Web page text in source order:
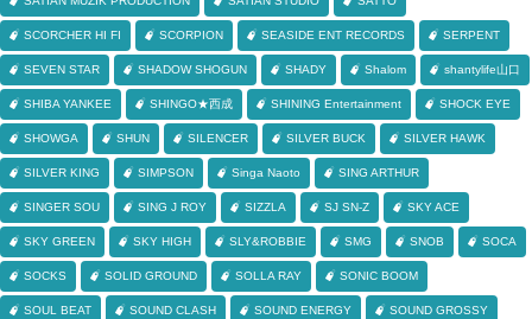
SCORCHER HI FI SCORPION SEASIDE ENT RECORDS SERPENT
SEVEN STAR SHADOW SHOGUN SHADY Shalom shantylife山口
SHIBA YANKEE SHINGO★西成 SHINING Entertainment SHOCK EYE
SHOWGA SHUN SILENCER SILVER BUCK SILVER HAWK
SILVER KING SIMPSON Singa Naoto SING ARTHUR
SINGER SOU SING J ROY SIZZLA SJ SN-Z SKY ACE
SKY GREEN SKY HIGH SLY&ROBBIE SMG SNOB SOCA
SOCKS SOLID GROUND SOLLA RAY SONIC BOOM
SOUL BEAT SOUND CLASH SOUND ENERGY SOUND GROSSY